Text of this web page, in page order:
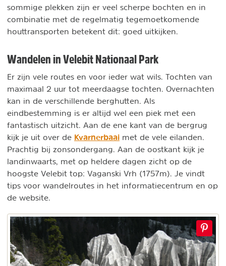
sommige plekken zijn er veel scherpe bochten en in
combinatie met de regelmatig tegemoetkomende
houttransporten betekent dit: goed uitkijken.
Wandelen in Velebit Nationaal Park
Er zijn vele routes en voor ieder wat wils. Tochten van
maximaal 2 uur tot meerdaagse tochten. Overnachten
kan in de verschillende berghutten. Als
eindbestemming is er altijd wel een piek met een
fantastisch uitzicht. Aan de ene kant van de bergrug
kijk je uit over de Kvarnerbaai met de vele eilanden.
Prachtig bij zonsondergang. Aan de oostkant kijk je
landinwaarts, met op heldere dagen zicht op de
hoogste Velebit top: Vaganski Vrh (1757m). Je vindt
tips voor wandelroutes in het informatiecentrum en op
de website.